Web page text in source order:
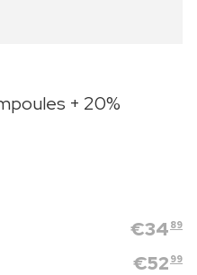
+ 20%
€34 89
€52 99